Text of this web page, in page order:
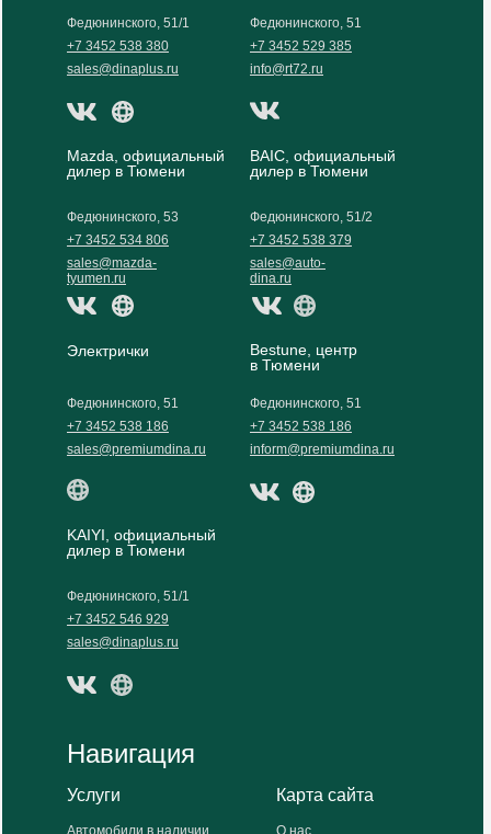
Федюнинского, 51/2
+7 3452 538 379
sales@auto-
dina.ru
Федюнинского, 51/1
Федюнинского, 51/1
+7 3452 538 380
+7 3452 546 929
sales@dinaplus.ru
sales@dinaplus.ru
Федюнинского, 51
+7 3452 529 385
info@rt72.ru
Mazda, официальный
дилер в Тюмени
Федюнинского, 53
+7 3452 534 806
sales@mazda-
tyumen.ru
KAIYI, официальный
дилер в Тюмени
BAIC, официальный
дилер в Тюмени
Электрички
Федюнинского, 51
+7 3452 538 186
sales@premiumdina.ru
Навигация
Карта сайта
Услуги
Bestune, центр
в Тюмени
Федюнинского, 51
+7 3452 538 186
inform@premiumdina.ru